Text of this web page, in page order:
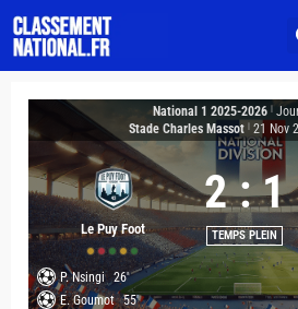
National 1 2025-2026
Stade Charles Massot 21 Nov
Le Puy Foot
2 : 1
TEMPS PLEIN
P. Nsingi
26'
E. Goumot 55'